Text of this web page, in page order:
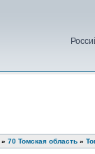
» 70 Томская область »